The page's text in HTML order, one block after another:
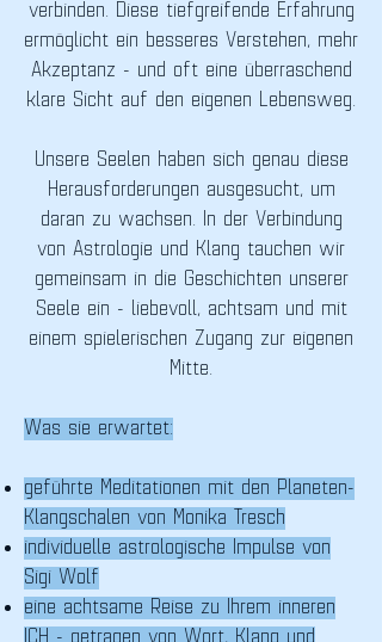
verbinden. Diese tiefgreifende Erfahrung
ermöglicht ein besseres Verstehen, mehr
Akzeptanz - und oft eine überraschend
klare Sicht auf den eigenen Lebensweg.
Unsere Seelen haben sich genau diese
Herausforderungen ausgesucht, um
daran zu wachsen. In der Verbindung
von Astrologie und Klang tauchen wir
gemeinsam in die Geschichten unserer
Seele ein - liebevoll, achtsam und mit
einem spielerischen Zugang zur eigenen
Mitte.
Was sie erwartet:
geführte Meditationen mit den Planeten-
Klangschalen von Monika Tresch
individuelle astrologische Impulse von
Sigi Wolf
eine achtsame Reise zu Ihrem inneren